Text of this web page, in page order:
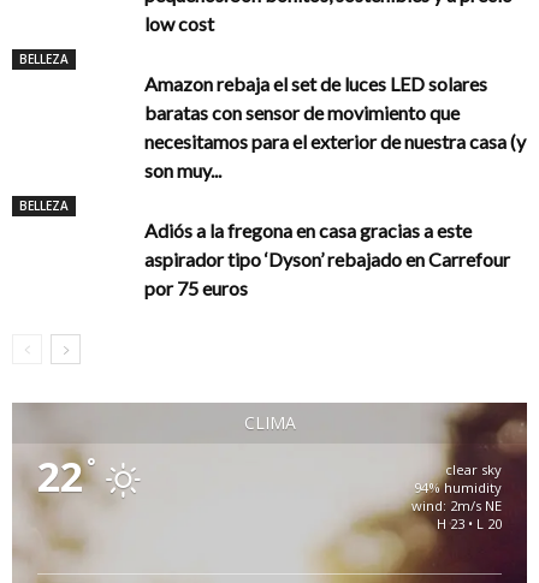
low cost
BELLEZA
Amazon rebaja el set de luces LED solares
baratas con sensor de movimiento que
necesitamos para el exterior de nuestra casa (y
son muy...
BELLEZA
Adiós a la fregona en casa gracias a este
aspirador tipo ‘Dyson’ rebajado en Carrefour
por 75 euros
CLIMA
22°
clear sky
94% humidity
wind: 2m/s NE
H 23 • L 20